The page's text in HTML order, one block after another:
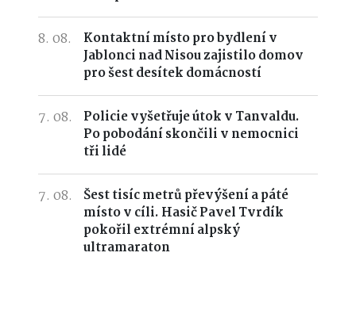
8. 08.
Kontaktní místo pro bydlení v
Jablonci nad Nisou zajistilo domov
pro šest desítek domácností
7. 08.
Policie vyšetřuje útok v Tanvaldu.
Po pobodání skončili v nemocnici
tři lidé
7. 08.
Šest tisíc metrů převýšení a páté
místo v cíli. Hasič Pavel Tvrdík
pokořil extrémní alpský
ultramaraton